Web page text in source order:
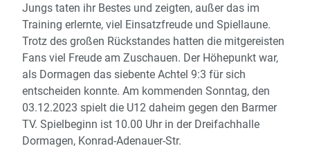
Jungs taten ihr Bestes und zeigten, außer das im
Training erlernte, viel Einsatzfreude und Spiellaune.
Trotz des großen Rückstandes hatten die mitgereisten
Fans viel Freude am Zuschauen. Der Höhepunkt war,
als Dormagen das siebente Achtel 9:3 für sich
entscheiden konnte. Am kommenden Sonntag, den
03.12.2023 spielt die U12 daheim gegen den Barmer
TV. Spielbeginn ist 10.00 Uhr in der Dreifachhalle
Dormagen, Konrad-Adenauer-Str.